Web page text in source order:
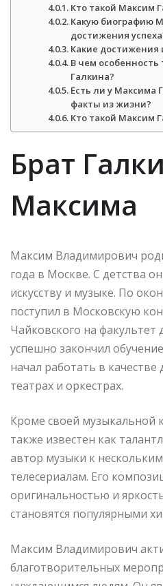
Кто такой Максим
Какую биографию
достижения
Какие достижения
В чем
Галкина?
Есть ли у Максима
факты из жизни?
Кто такой Максим
Брат
Максима
Максим Владимирович
года в Москве. С детства
искусству и музыке. По
поступил в Московскую
Чайковского на
успешно закончил
начал работать в
театрах и оркестрах.
Кроме своей музыкальной
также известен как
автор музыки к
телесериалам. Его
оригинальностью и
становятся популярными
Максим Владимирович
благотворительных